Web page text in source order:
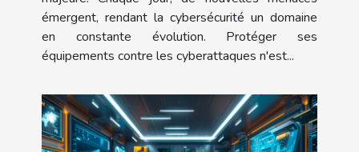
émergent, rendant la cybersécurité un domaine
en constante évolution. Protéger ses
équipements contre les cyberattaques n'est...